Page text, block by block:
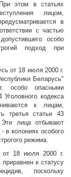
этом в статьях
лицом,
в
с частью
особо
подход при
от 18 июля 2000 г.
Беларусь"
особо опасными
кодекса
к лицам,
третья статьи 43
Эти лица отбывают
в колониях особого
режима.
от 18 июля 2000 г.
к статусу
поскольку